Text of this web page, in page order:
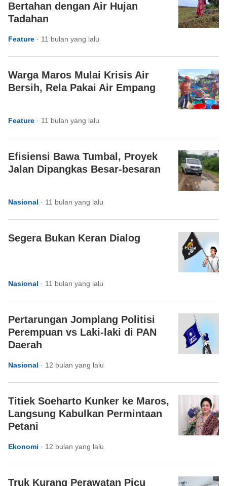
Bertahan dengan Air Hujan
Tadahan
Feature · 11 bulan yang lalu
Warga Maros Mulai Krisis Air
Bersih, Rela Pakai Air Empang
Feature · 11 bulan yang lalu
Efisiensi Bawa Tumbal, Proyek
Jalan Dipangkas Besar-besaran
Nasional · 11 bulan yang lalu
Segera Bukan Keran Dialog
Nasional · 11 bulan yang lalu
Pertarungan Jomplang Politisi
Perempuan vs Laki-laki di PAN
Daerah
Nasional · 12 bulan yang lalu
Titiek Soeharto Kunker ke Maros,
Langsung Kabulkan Permintaan
Petani
Ekonomi · 12 bulan yang lalu
Truk Kurang Perawatan Picu